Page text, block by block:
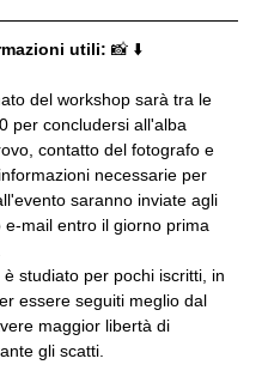
utili: 📸 ⬇️
del workshop sarà tra le
per concludersi all'alba
contatto del fotografo e
necessarie per
saranno inviate agli
e-mail entro il giorno prima
è studiato per pochi iscritti, in
essere seguiti meglio dal
maggior libertà di
gli scatti.